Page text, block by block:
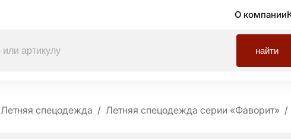
О компании
найти
Летняя спецодежда Летняя спецодежда серии «Фаворит»